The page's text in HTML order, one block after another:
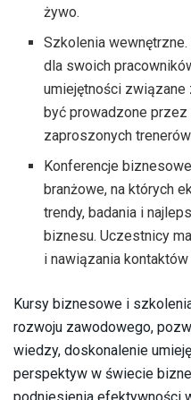
żywo.
Szkolenia
dla swoich
umiejętności
być prowadzone
zaproszonych
Konferencje
branżowe, na których
trendy, badania i
biznesu. Uczestnicy
i nawiązania
Kursy biznesowe i
rozwoju zawodowego,
wiedzy, doskonalenie
perspektyw w świecie